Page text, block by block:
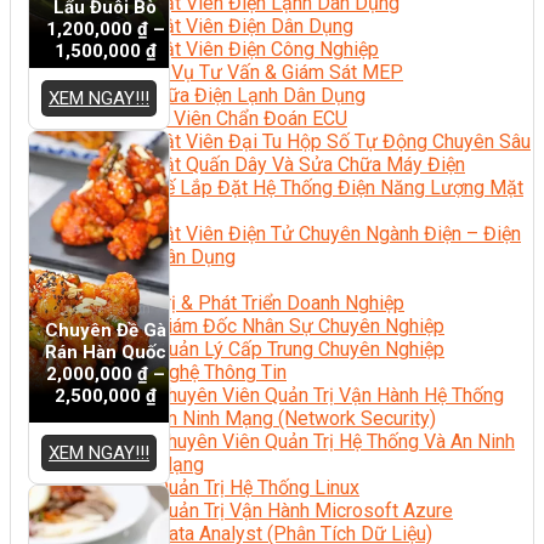
Kỹ Thuật Viên Điện Dân Dụng
Kỹ Thuật Viên Điện Công Nghiệp
Nghiệp Vụ Tư Vấn & Giám Sát MEP
Sửa Chữa Điện Lạnh Dân Dụng
Chuyên Viên Chẩn Đoán ECU
Kỹ Thuật Viên Đại Tu Hộp Số Tự Động Chuyên Sâu
Kỹ Thuật Quấn Dây Và Sửa Chữa Máy Điện
Thiết Kế Lắp Đặt Hệ Thống Điện Năng Lượng Mặt
Trời
Kỹ Thuật Viên Điện Tử Chuyên Ngành Điện – Điện
Lạnh Dân Dụng
Ngành Khác
Quản Trị & Phát Triển Doanh Nghiệp
Giám Đốc Nhân Sự Chuyên Nghiệp
Quản Lý Cấp Trung Chuyên Nghiệp
Công Nghệ Thông Tin
Chuyên Viên Quản Trị Vận Hành Hệ Thống
An Ninh Mạng (Network Security)
Chuyên Viên Quản Trị Hệ Thống Và An Ninh
Mạng
Quản Trị Hệ Thống Linux
Quản Trị Vận Hành Microsoft Azure
Data Analyst (Phân Tích Dữ Liệu)
Lẩu Đuôi Bò
1,200,000 ₫–
1,500,000 ₫
XEM NGAY!!!
Chuyên Đề Gà
Rán Hàn Quốc
2,000,000 ₫–
2,500,000 ₫
XEM NGAY!!!